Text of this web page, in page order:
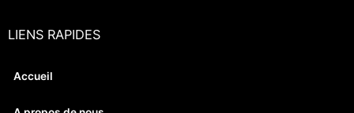
LIENS RAPIDES
Accueil